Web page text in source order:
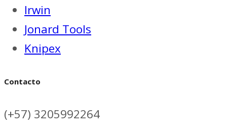
Irwin
Jonard Tools
Knipex
Contacto
(+57) 3205992264